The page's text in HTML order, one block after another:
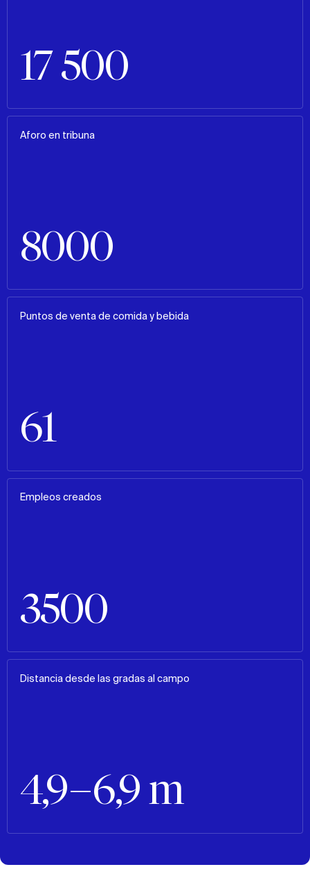
17 500
Aforo en tribuna
8000
Puntos de venta de comida y bebida
61
Empleos creados
3500
Distancia desde las gradas al campo
4,9–6,9 m